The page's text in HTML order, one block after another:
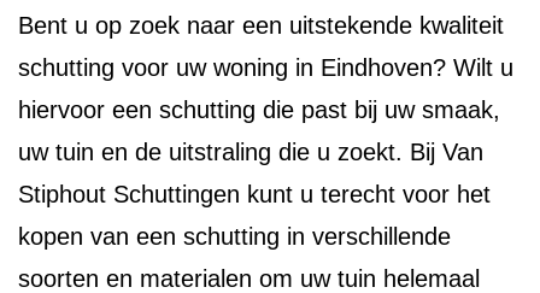
Bent u op zoek naar een uitstekende kwaliteit
schutting voor uw woning in Eindhoven? Wilt u
hiervoor een schutting die past bij uw smaak,
uw tuin en de uitstraling die u zoekt. Bij Van
Stiphout Schuttingen kunt u terecht voor het
kopen van een schutting in verschillende
soorten en materialen om uw tuin helemaal